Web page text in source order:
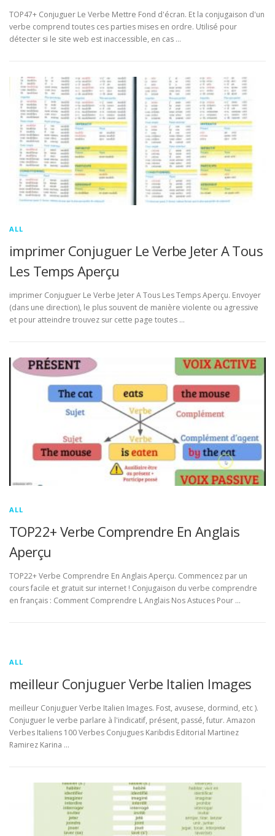
TOP47+ Conjuguer Le Verbe Mettre Fond d'écran. Et la conjugaison d'un
verbe comprend toutes ces parties mises en ordre. Utilisé pour
détecter si le site web est inaccessible, en cas …
ALL
imprimer Conjuguer Le Verbe Jeter A Tous
Les Temps Aperçu
imprimer Conjuguer Le Verbe Jeter A Tous Les Temps Aperçu. Envoyer
(dans une direction), le plus souvent de manière violente ou agressive
et pour atteindre trouvez sur cette page toutes …
ALL
TOP22+ Verbe Comprendre En Anglais
Aperçu
TOP22+ Verbe Comprendre En Anglais Aperçu. Commencez par un
cours facile et gratuit sur internet ! Conjugaison du verbe comprendre
en français : Comment Comprendre L Anglais Nos Astuces Pour …
ALL
meilleur Conjuguer Verbe Italien Images
meilleur Conjuguer Verbe Italien Images. Fost, avusese, dormind, etc ).
Conjuguer le verbe parlare à l'indicatif, présent, passé, futur. Amazon
Verbes Italiens 100 Verbes Conjugues Karibdis Editorial Martinez
Ramirez Karina …